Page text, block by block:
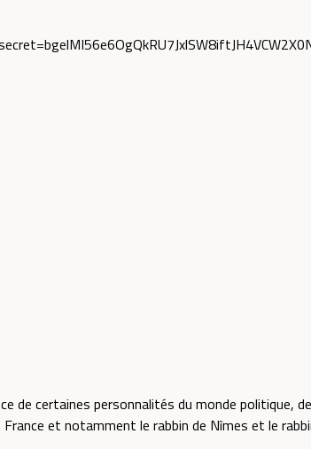
de certaines personnalités du monde politique,
et notamment le rabbin de Nîmes et le